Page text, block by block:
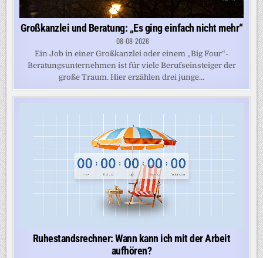
Großkanzlei und Beratung: „Es ging einfach nicht mehr“
08-08-2026
Ein Job in einer Großkanzlei oder einem „Big Four“-
Beratungsunternehmen ist für viele Berufseinsteiger der
große Traum. Hier erzählen drei junge...
Ruhestandsrechner: Wann kann ich mit der Arbeit
aufhören?